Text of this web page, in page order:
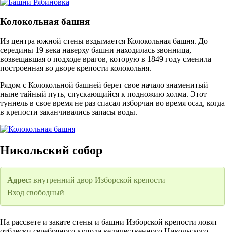
Колокольная башня
Из центра южной стены вздымается Колокольная башня. До
середины 19 века наверху башни находилась звонница,
возвещавшая о подходе врагов, которую в 1849 году сменила
построенная во дворе крепости колокольня.
Рядом с Колокольной башней берет свое начало знаменитый
ныне тайный путь, спускающийся к подножию холма. Этот
туннель в свое время не раз спасал изборчан во время осад, когда
в крепости заканчивались запасы воды.
Никольский собор
Адрес: внутренний двор Изборской крепости
Вход свободный
На рассвете и закате стены и башни Изборской крепости ловят